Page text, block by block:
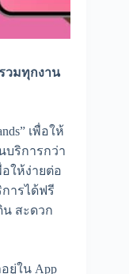
วมทุกงาน
เพื่อให้
บริการกว่า
อให้ง่ายต่อ
ารได้ฟรี
น สะดวก
ยู่ใน App